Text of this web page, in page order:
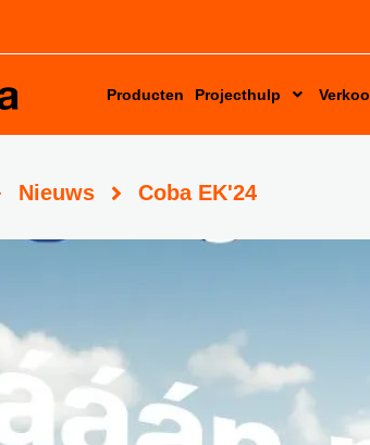
Producten Projecthulp
Verbruikscalculator
Nieuws Coba EK'24